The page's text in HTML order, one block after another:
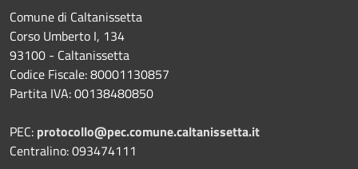
Comune di Caltanissetta
Corso Umberto I, 134
93100 - Caltanissetta
Codice Fiscale: 80001130857
Partita IVA: 00138480850
PEC: protocollo@pec.comune.caltanissetta.it
Centralino: 093474111